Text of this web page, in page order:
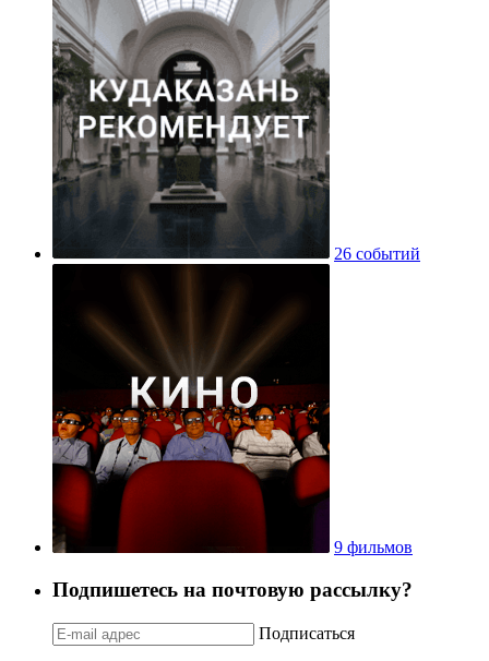
26 событий
9 фильмов
Подпишетесь на почтовую рассылку?
Подписаться